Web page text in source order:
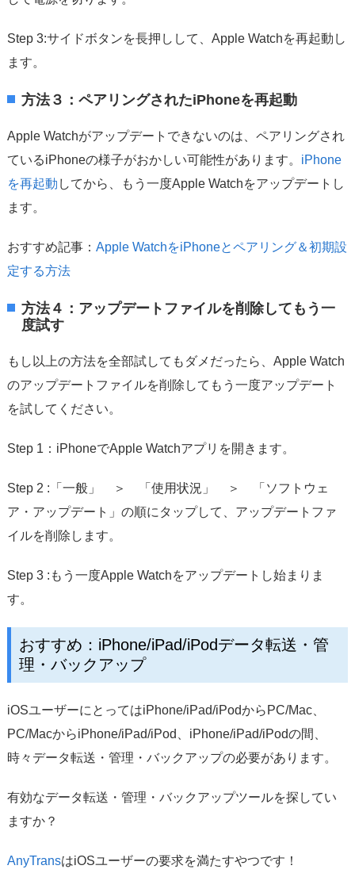
Step 3:サイドボタンを長押しして、Apple Watchを再起動し
ます。
方法３：ペアリングされたiPhoneを再起動
Apple Watchがアップデートできないのは、ペアリングされ
ているiPhoneの様子がおかしい可能性があります。 iPhone
を再起動 してから、もう一度Apple Watchをアップデートし
ます。
おすすめ記事： Apple WatchをiPhoneとペアリング＆初期設
定する方法
方法４：アップデートファイルを削除してもう一
度試す
もし以上の方法を全部試してもダメだったら、Apple Watch
のアップデートファイルを削除してもう一度アップデート
を試してください。
Step 1：iPhoneでApple Watchアプリを開きます。
Step 2 :「一般」 ＞ 「使用状況」 ＞ 「ソフトウェ
ア・アップデート」の順にタップして、アップデートファ
イルを削除します。
Step 3 :もう一度Apple Watchをアップデートし始まりま
す。
おすすめ：iPhone/iPad/iPodデータ転送・管
理・バックアップ
iOSユーザーにとってはiPhone/iPad/iPodからPC/Mac、
PC/MacからiPhone/iPad/iPod、iPhone/iPad/iPodの間、
時々データ転送・管理・バックアップの必要があります。
有効なデータ転送・管理・バックアップツールを探してい
ますか？
AnyTransはiOSユーザーの要求を満たすやつです！